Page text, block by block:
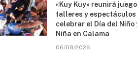
«Kuy Kuy» reunirá
talleres y espectáculos
celebrar el Día del Niño
Niña en Calama
06/08/2026